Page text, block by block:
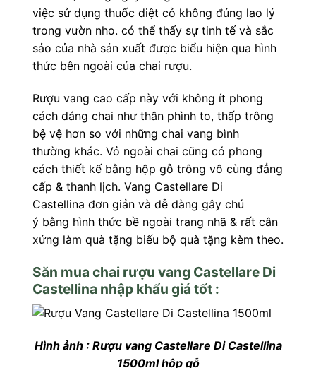
việc sử dụng thuốc diệt cỏ không đúng lao lý
trong vườn nho. có thể thấy sự tinh tế và sắc
sảo của nhà sản xuất được biểu hiện qua hình
thức bên ngoài của chai rượu.
Rượu vang cao cấp này với không ít phong
cách dáng chai như thân phình to, thấp trông
bệ vệ hơn so với những chai vang bình
thường khác. Vỏ ngoài chai cũng có phong
cách thiết kế bằng hộp gỗ trông vô cùng đẳng
cấp & thanh lịch. Vang Castellare Di
Castellina đơn giản và dễ dàng gây chú
ý bằng hình thức bề ngoài trang nhã & rất cân
xứng làm quà tặng biếu bộ quà tặng kèm theo.
Săn mua chai rượu vang Castellare Di
Castellina nhập khẩu giá tốt :
Hình ảnh : Rượu vang Castellare Di Castellina
1500ml hộp gỗ